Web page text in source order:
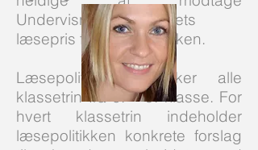
Undervisningsministeriets
læsepris for læsepolitikken.
Læsepolitikken dækker alle
klassetrin fra 0. – 9. klasse. For
hvert klassetrin indeholder
læsepolitikken konkrete forslag